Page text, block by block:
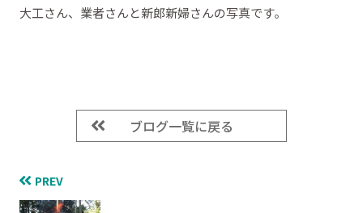
大工さん、業者さんと新郎新婦さんの写真です。
ブログ一覧に戻る
PREV